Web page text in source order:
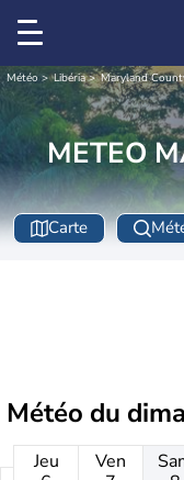
Météo Libéria Maryland
METEO
Carte
Météo du
Jeu
Ven